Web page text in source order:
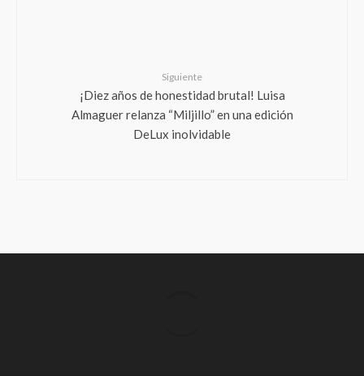
Siguiente
¡Diez años de honestidad brutal! Luisa
Almaguer relanza “Miljillo” en una edición
DeLux inolvidable